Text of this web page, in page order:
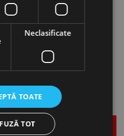
70,07 lei
Mai multe detalii
Neclasificate
TOATE
TOT